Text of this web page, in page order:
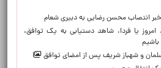
انتصاب محسن رضایی به دبیری شعام
امروز یا فردا، شاهد دستیابی به یک توافق،
و شهباز شریف پس از امضای توافق